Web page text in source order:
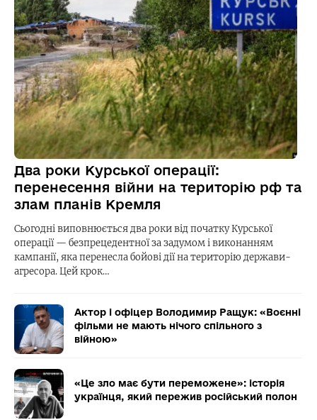
Два роки Курської операції:
перенесення війни на територію рф та
злам планів Кремля
Сьогодні виповнюється два роки від початку Курської
операції — безпрецедентної за задумом і виконанням
кампанії, яка перенесла бойові дії на територію держави-
агресора. Цей крок…
Актор і офіцер Володимир Ращук: «Воєнні
фільми не мають нічого спільного з
війною»
«Це зло має бути переможене»: історія
українця, який пережив російський полон